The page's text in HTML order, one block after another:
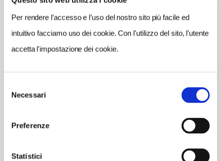
Per rendere l’accesso e l’uso del nostro sito più facile ed
intuitivo facciamo uso dei cookie. Con l'utilizzo del sito, l'utente
accetta l'impostazione dei cookie.
delNecessari
Preferenze
Statistici
TELEFONO
026693771
TIPO DI CUCINA
classica,carne,pesce